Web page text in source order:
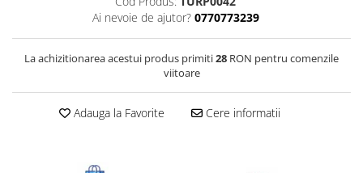
Bijuterii opal
Bijuterii peridot
Bijuterii perle
Bijuterii piatra lunii
Bijuterii rodocrozit
Ai nevoie de ajutor? 0770773239
La achizitionarea acestui produs primiti28 RON pentru comenzile
viitoare
Adauga la Favorite Cere informatii